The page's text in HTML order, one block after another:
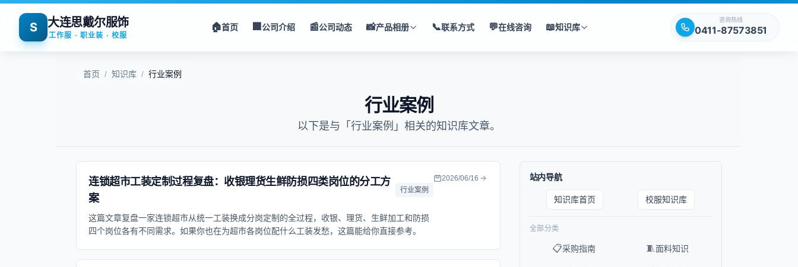
S 大连思戴尔服饰
工作服 · 职业装 · 校服
🏠首页 🏢公司介绍 📰公司动态 📸产品相册 📞联系方式 💬在线咨询 📖知识库
咨询热线
0411-87573851
首页 / 知识库 / 行业案例
行业案例
以下是与「行业案例」相关的知识库文章。
连锁超市工装定制过程复盘：收银理货生鲜防损四类岗位的分工方
案
行业案例
这篇文章复盘一家连锁超市从统一工装换成分岗定制的全过程，收银、理货、生鲜加工和防损
四个岗位各有不同需求。如果你也在为超市各岗位配什么工装发愁，这篇能给你直接参考。
2026/06/16 站内导航
知识库首页 校服知识库
全部分类
📋采购指南 🧵面料知识